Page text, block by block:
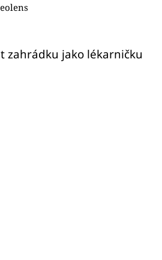
zahrádku jako lékarničku